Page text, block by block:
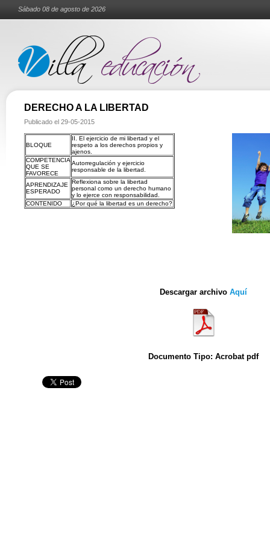
Sábado 08 de agosto de 2026
DERECHO A LA LIBERTAD
Publicado el 29-05-2015
BLOQUE
II. El ejercicio de mi libertad y el
respeto a los derechos propios y
ajenos.
COMPETENCIA
QUE SE
FAVORECE
Autorregulación y ejercicio
responsable de la libertad.
APRENDIZAJE
ESPERADO
Reflexiona sobre la libertad
personal como un derecho humano
y lo ejerce con responsabilidad.
CONTENIDO
¿Por qué la libertad es un derecho?
Descargar archivo Aquí
Documento Tipo: Acrobat pdf